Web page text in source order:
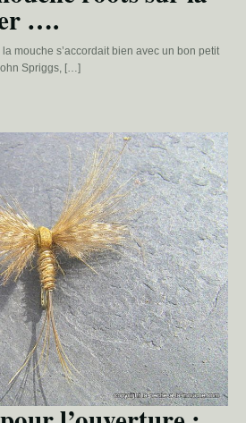
….
mouche s’accordait bien avec un bon petit
Spriggs, […]